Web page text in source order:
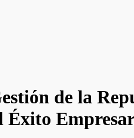
de la
Éxito